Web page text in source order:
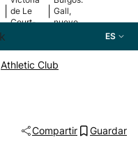
de Le
Court-
Gall,
nuevo
ES
Athletic Club
Compartir Guardar